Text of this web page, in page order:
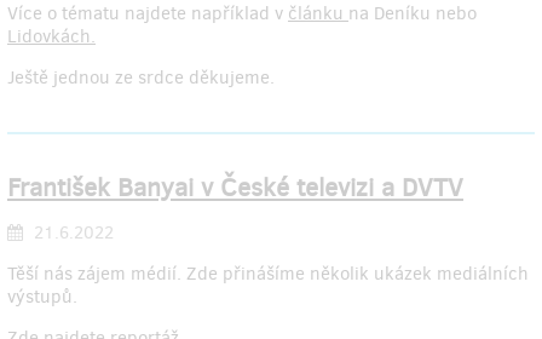
Více o tématu najdete například v článku na Deníku nebo
Lidovkách.
Ještě jednou ze srdce děkujeme.
František Banyai v České televizi a DVTV
21.6.2022
Těší nás zájem médií. Zde přinášíme několik ukázek mediálních
výstupů.